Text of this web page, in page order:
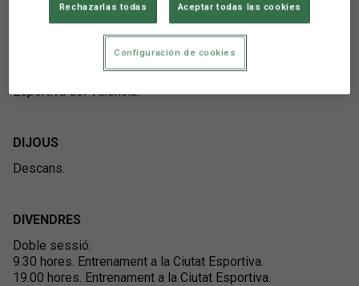
9.30 hores. Partit amistós contra el Valencia CF a la Ciutat
Esportiva del Valencia.
DIJOUS
Descans.
DIVENDRES
Doble sessió:
9.30 hores. Entrenament a la Ciutat Esportiva.
19.00 hores. Entrenament a la Ciutat Esportiva.
Rechazarlas todas Aceptar todas las cookies
Configuración de cookies